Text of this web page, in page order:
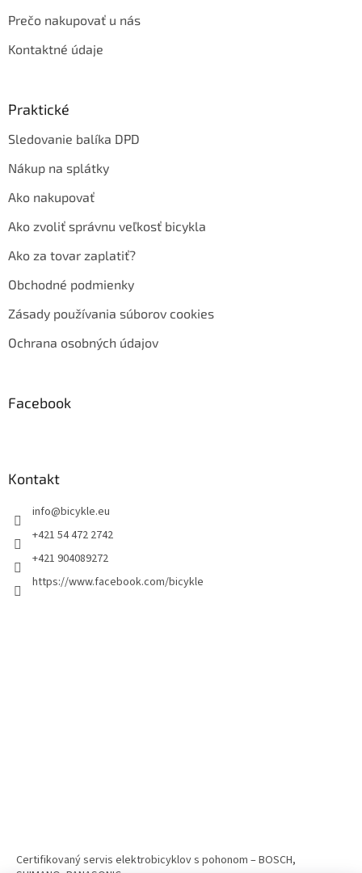
Prečo nakupovať u nás
Kontaktné údaje
Praktické
Sledovanie balíka DPD
Nákup na splátky
Ako nakupovať
Ako zvoliť správnu veľkosť bicykla
Ako za tovar zaplatiť?
Obchodné podmienky
Zásady používania súborov cookies
Ochrana osobných údajov
Facebook
Kontakt
info@bicykle.eu
+421 54 472 2742
+421 904089272
https://www.facebook.com/bicykle
Certifikovaný servis elektrobicyklov s pohonom – BOSCH,